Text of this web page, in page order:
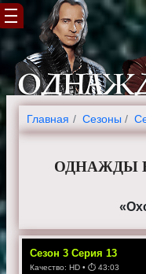
Главная Cезоны
ОДНАЖДЫ
Сезон 3 Серия 13
Качество: HD • ⏱ 43:03